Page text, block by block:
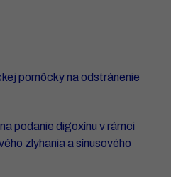
pomôcky na odstránenie
podanie digoxínu v rámci
zlyhania a sínusového